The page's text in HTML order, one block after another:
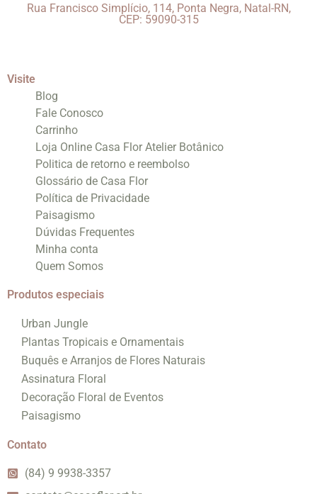
Rua Francisco Simplício, 114, Ponta Negra, Natal-RN,
CEP: 59090-315
Visite
Blog
Fale Conosco
Carrinho
Loja Online Casa Flor Atelier Botânico
Politica de retorno e reembolso
Glossário de Casa Flor
Política de Privacidade
Paisagismo
Dúvidas Frequentes
Minha conta
Quem Somos
Produtos especiais
Urban Jungle
Plantas Tropicais e Ornamentais
Buquês e Arranjos de Flores Naturais
Assinatura Floral
Decoração Floral de Eventos
Paisagismo
Contato
(84) 9 9938-3357